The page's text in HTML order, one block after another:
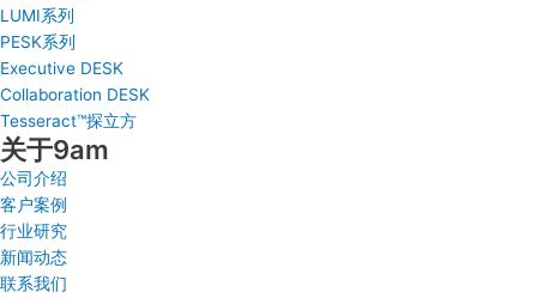
LUMI系列
PESK系列
Executive DESK
Collaboration DESK
Tesseract™探立方
关于9am
公司介绍
客户案例
行业研究
新闻动态
联系我们